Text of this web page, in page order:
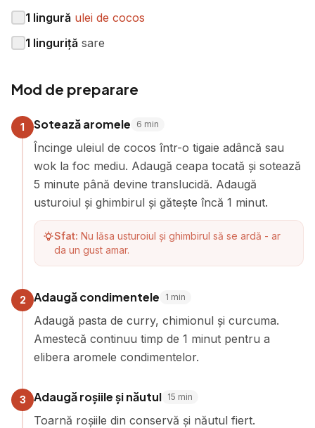
1 lingură ulei de cocos
1 linguriță sare
Mod de preparare
1 Sotează aromele 6 min
Încinge uleiul de cocos într-o tigaie adâncă sau
wok la foc mediu. Adaugă ceapa tocată și sotează
5 minute până devine translucidă. Adaugă
usturoiul și ghimbirul și gătește încă 1 minut.
Sfat: Nu lăsa usturoiul și ghimbirul să se ardă - ar
da un gust amar.
2 Adaugă condimentele 1 min
Adaugă pasta de curry, chimionul și curcuma.
Amestecă continuu timp de 1 minut pentru a
elibera aromele condimentelor.
3 Adaugă roșiile și năutul 15 min
Toarnă roșiile din conservă și năutul fiert.